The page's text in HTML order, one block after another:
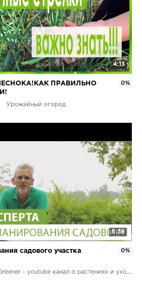
4:13
ПРАВИЛЬНО
Урожайный огород
0%
8:39
садового участка
- youtube канал о растениях и уходе за ним
0%